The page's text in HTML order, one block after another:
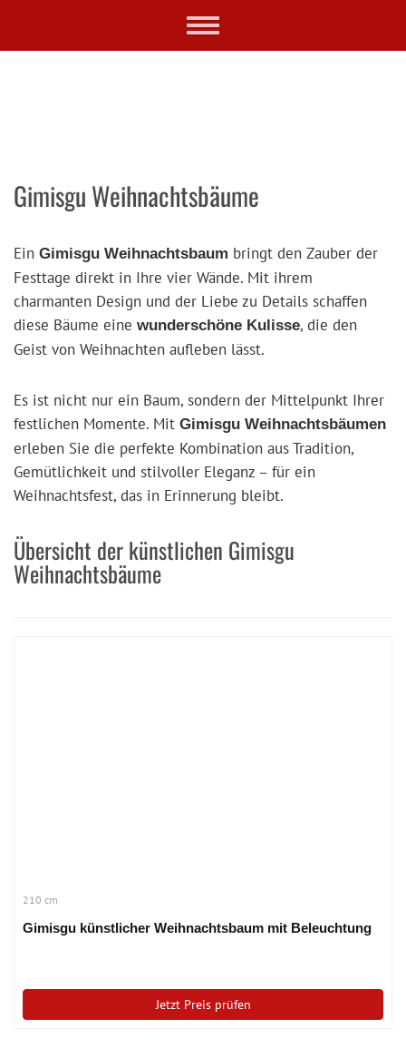
Toggle
Gimisgu Weihnachtsbäume
Ein Gimisgu Weihnachtsbaum bringt den Zauber der
Festtage direkt in Ihre vier Wände. Mit ihrem
charmanten Design und der Liebe zu Details schaffen
diese Bäume eine wunderschöne Kulisse, die den
Geist von Weihnachten aufleben lässt.
Es ist nicht nur ein Baum, sondern der Mittelpunkt Ihrer
festlichen Momente. Mit Gimisgu Weihnachtsbäumen
erleben Sie die perfekte Kombination aus Tradition,
Gemütlichkeit und stilvoller Eleganz – für ein
Weihnachtsfest, das in Erinnerung bleibt.
Übersicht der künstlichen Gimisgu
Weihnachtsbäume
210 cm
Gimisgu künstlicher Weihnachtsbaum mit Beleuchtung
Jetzt Preis prüfen